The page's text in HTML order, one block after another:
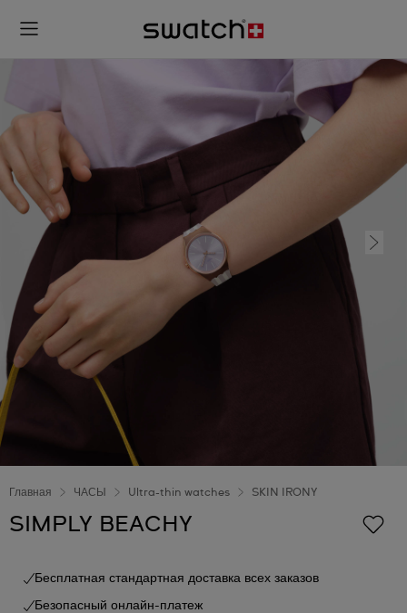
Главная ЧАСЫ Ultra-thin watches SKIN IRONY
SIMPLY BEACHY
Бесплатная стандартная доставка всех заказов
Безопасный онлайн-платеж